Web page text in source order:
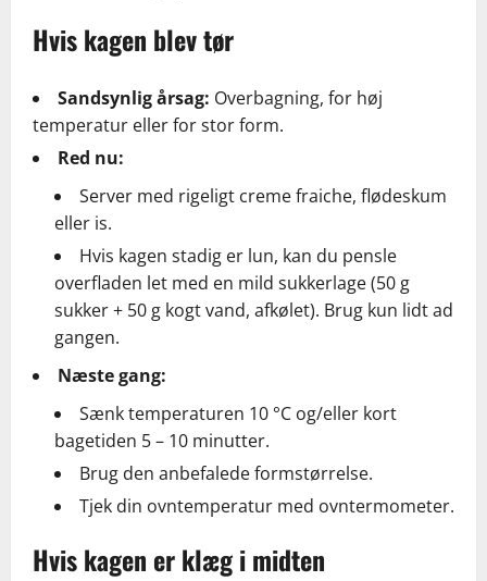
Hvis kagen blev tør
Sandsynlig årsag: Overbagning, for høj
temperatur eller for stor form.
Red nu:
Server med rigeligt creme fraiche, flødeskum
eller is.
Hvis kagen stadig er lun, kan du pensle
overfladen let med en mild sukkerlage (50 g
sukker + 50 g kogt vand, afkølet). Brug kun lidt ad
gangen.
Næste gang:
Sænk temperaturen 10 °C og/eller kort
bagetiden 5 – 10 minutter.
Brug den anbefalede formstørrelse.
Tjek din ovntemperatur med ovntermometer.
Hvis kagen er klæg i midten